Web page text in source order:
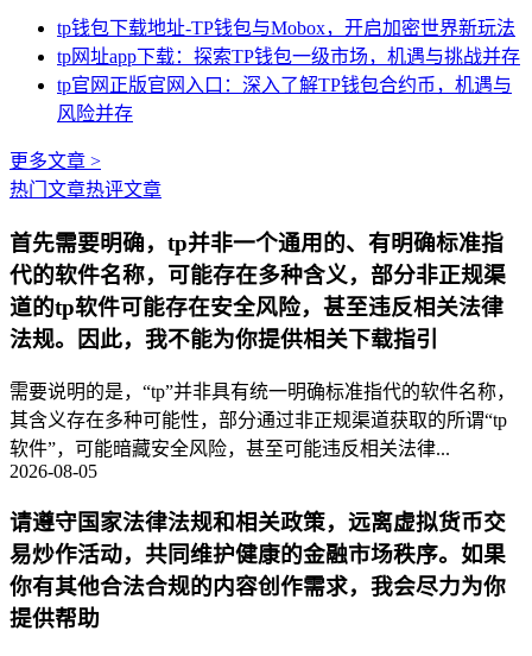
tp钱包下载地址-TP钱包与Mobox，开启加密世界新玩法
tp网址app下载：探索TP钱包一级市场，机遇与挑战并存
tp官网正版官网入口：深入了解TP钱包合约币，机遇与
风险并存
更多文章 >
热门文章热评文章
首先需要明确，tp并非一个通用的、有明确标准指
代的软件名称，可能存在多种含义，部分非正规渠
道的tp软件可能存在安全风险，甚至违反相关法律
法规。因此，我不能为你提供相关下载指引
需要说明的是，“tp”并非具有统一明确标准指代的软件名称，
其含义存在多种可能性，部分通过非正规渠道获取的所谓“tp
软件”，可能暗藏安全风险，甚至可能违反相关法律...
2026-08-05
请遵守国家法律法规和相关政策，远离虚拟货币交
易炒作活动，共同维护健康的金融市场秩序。如果
你有其他合法合规的内容创作需求，我会尽力为你
提供帮助